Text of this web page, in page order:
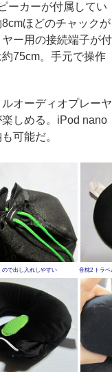
ーカーが付属してい
ほどのチャックが
ー用の接続端子が付
75cm。手元で操作
オーディオプレーヤ
しめる。iPod nano
可能だ。
ので出し入れしやすい 音枕2 トラベ